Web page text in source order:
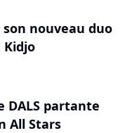
nouveau duo
Kidjo
DALS partante
All Stars